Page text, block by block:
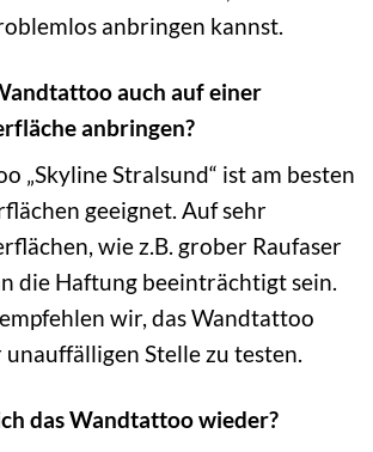
anbringen kannst.
auch auf einer
anbringen?
„Skyline Stralsund“ ist am besten
geeignet. Auf sehr
wie z.B. grober Raufaser
die Haftung beeinträchtigt sein.
wir, das Wandtattoo
Stelle zu testen.
das Wandtattoo wieder?